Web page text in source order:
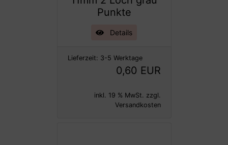
Punkte
Details
Lieferzeit: 3-5 Werktage
0,60 EUR
inkl. 19 % MwSt. zzgl.
Versandkosten